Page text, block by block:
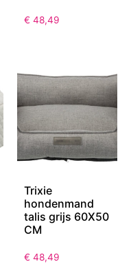
€ 48,49
Trixie
hondenmand
talis grijs 60X50
CM
€ 48,49